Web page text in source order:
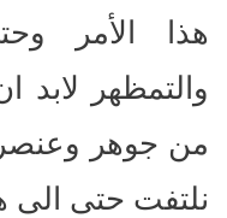
هذا الأمر
والتمظهر
من جوهر وعنصر
نلتفت حتى الى